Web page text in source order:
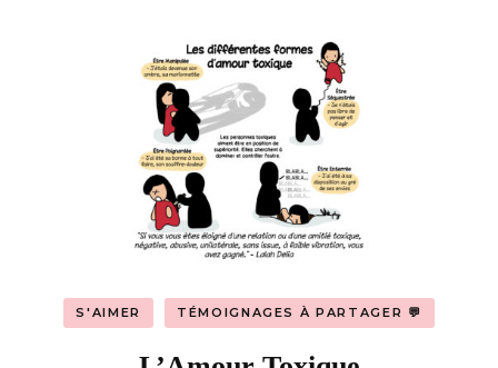
S'AIMER TÉMOIGNAGES À PARTAGER 💬